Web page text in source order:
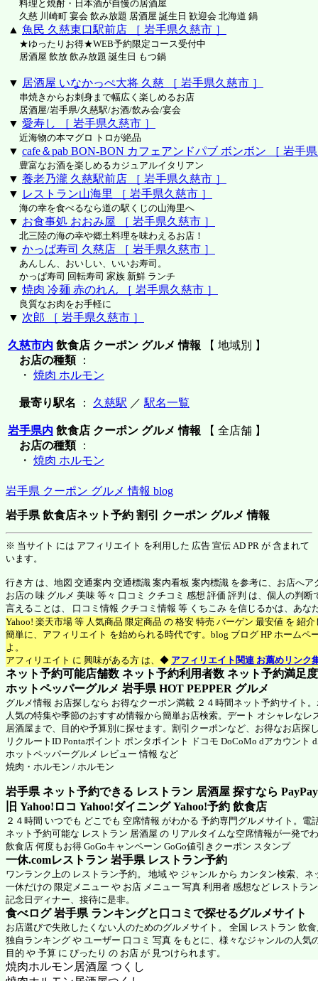
料理と焼酎・日本酒が自慢の居酒屋
久慈 川崎町 宴会 飲み放題 居酒屋 誕生日 歓迎会 北海道 鍋
▲ 魚民 久慈東口駅前店 ［ 岩手県久慈市 ］
★ゆったりお得★WEB予約限定コース受付中
居酒屋 飲放 飲み放題 誕生日 もつ鍋
▼ 居酒屋 いなかっぺ大将 久慈 ［ 岩手県久慈市 ］
串焼きからお刺身まで幅広く楽しめるお店
居酒屋/岩手県/久慈駅/お酒/飲み会/宴会
▼ 愛寿し ［ 岩手県久慈市 ］
近海物の本マグロ トロが絶品
▼ cafe＆pab BON-BON カフェアンドパブ ボンボン ［ 岩手
豊富なお酒を楽しめるカジュアルイタリアン
▼ 養老乃瀧 久慈駅前店 ［ 岩手県久慈市 ］
▼ レストラン山海里 ［ 岩手県久慈市 ］
海の幸を食べるなら道の駅くじの山海里へ
▼ お食事処 おおみ屋 ［ 岩手県久慈市 ］
北三陸の海の幸や郷土料理を味わえるお店！
▼ かっぱ寿司 久慈店 ［ 岩手県久慈市 ］
あんしん、おいしい、いいお寿司。
かっぱ寿司 回転寿司 家族 新鮮 ランチ
▼ 焼肉 冷麺 赤のれん ［ 岩手県久慈市 ］
良質なお肉をお手軽に
▼ 次郎 ［ 岩手県久慈市 ］
久慈市内 飲食店 クーポン グルメ 情報 【 地域別 】
お店の種類：
・ 焼肉 ホルモン
最寄り駅名 ： 久慈駅 ／ 駅名一覧
岩手県内 飲食店 クーポン グルメ 情報 【 全店舗 】
お店の種類：
・ 焼肉 ホルモン
岩手県 クーポン グルメ 情報 blog
岩手県 飲食店ネット予約 割引 クーポン グルメ 情報
※ 当サイト には アフィリエイト を利用した 広告 宣伝 AD PR が 含まれて
います。
行き方 は、地図 交通案内 交通標識 案内看板 案内標識 を参考に、お店へア
お店の 味 グルメ 美味 等々 口コミ クチコミ 感想 評価 評判 は、個人の判断
言えることは、 口コミ情報 クチコミ情報 等 くちこみ を信じるかは、あな
Yahoo! 楽天市場 等 人気商品 限定商品 の 格安 特売 バーゲン 最安値 を 紹
簡単に、アフィリエイト を始められる時代です。blog ブログ HP ホームペ
よ。
アフィリエイト に 興味がある方 は、◆ アフィリエイト関連 お薦めリンク
ネット予約可能店舗数 ネット予約利用者数 ネット予約満足
ホットペッパーグルメ 岩手県 HOT PEPPER グルメ
グルメ情報 お店探しなら お得なクーポン満載 ２４時間ネット予約サイト
人気の特集や季節のおすすめ情報から簡単お店検索。デート オシャレなレ
居酒屋まで、目的や予算別に探せます。割引クーポンなど、お得なお店探
リクルートID Pontaポイント ポンタポイント ドコモ DoCoMo dアカウント
ホットペッパーグルメ レビュー 情報 など
焼肉・ホルモン / ホルモン
岩手県 ネット予約できる レストラン 居酒屋 探すなら
旧 Yahoo!ロコ Yahoo!ダイニング Yahoo!予約 飲食店
２４時間 いつでも どこでも 空席情報 がわかる 予約専門グルメサイト。電
ネット予約可能な レストラン 居酒屋 の リアルタイムな空席情報が一発で
飲食店 何度もお得 GoGoキャンペーン GoGo値引きクーポン スタンプ
一休.comレストラン 岩手県 レストラン予約
ワンランク上の レストラン予約。 地域 や ジャンル から カンタン検索、ネ
一休だけの 限定メニュー や お店 メニュー 写真 利用者 感想など レストラ
記念日ディナー、接待に是非。
食べログ 岩手県 ランキングと口コミで探せるグルメサイト
お店選びで失敗したくない人のためのグルメサイト。 全国 レストラン 飲
独自ランキング や ユーザー 口コミ 写真 をもとに、様々なジャンルの人気
目的 や 予算 に ぴったり の お店 が 見つけられます。
焼肉ホルモン居酒屋 つくし